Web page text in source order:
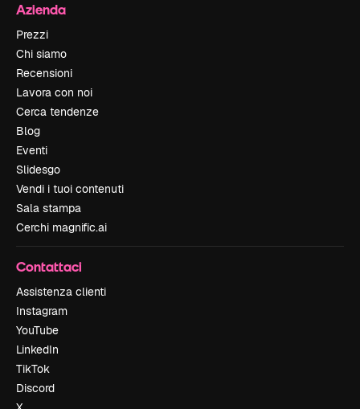
Azienda
Prezzi
Chi siamo
Recensioni
Lavora con noi
Cerca tendenze
Blog
Eventi
Slidesgo
Vendi i tuoi contenuti
Sala stampa
Cerchi magnific.ai
Contattaci
Assistenza clienti
Instagram
YouTube
LinkedIn
TikTok
Discord